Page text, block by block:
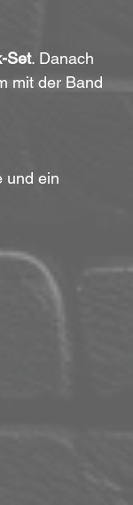
Set. Danach
mit der Band
und ein